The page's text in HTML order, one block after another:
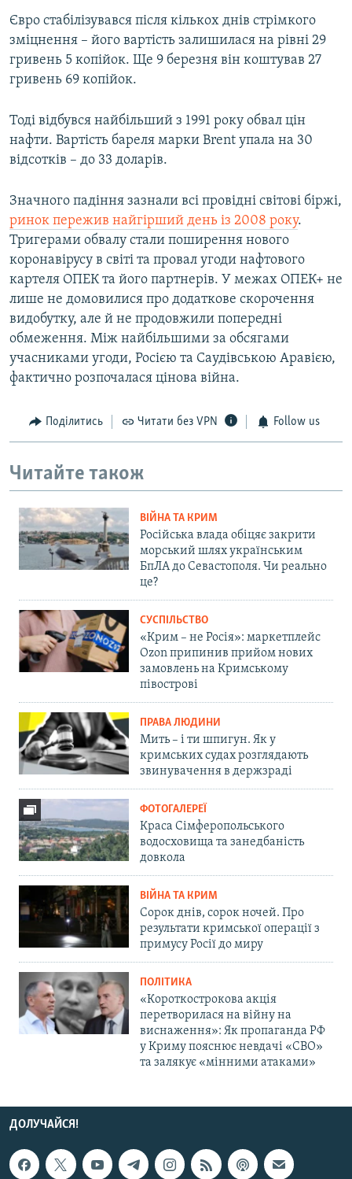
Євро стабілізувався після кількох днів стрімкого
зміцнення – його вартість залишилася на рівні 29
гривень 5 копійок. Ще 9 березня він коштував 27
гривень 69 копійок.
Тоді відбувся найбільший з 1991 року обвал цін
нафти. Вартість бареля марки Brent упала на 30
відсотків – до 33 доларів.
Значного падіння зазнали всі провідні світові біржі,
ринок пережив найгірший день із 2008 року.
Тригерами обвалу стали поширення нового
коронавірусу в світі та провал угоди нафтового
картеля ОПЕК та його партнерів. У межах ОПЕК+ не
лише не домовилися про додаткове скорочення
видобутку, але й не продовжили попередні
обмеження. Між найбільшими за обсягами
учасниками угоди, Росією та Саудівською Аравією,
фактично розпочалася цінова війна.
Поділитись Читати без VPN Follow us
Читайте також
ВІЙНА ТА КРИМ
Російська влада обіцяє закрити
морський шлях українським
БпЛА до Севастополя. Чи реально
це?
СУСПІЛЬСТВО
«Крим – не Росія»: маркетплейс
Ozon припинив прийом нових
замовлень на Кримському
півострові
ПРАВА ЛЮДИНИ
Мить – і ти шпигун. Як у
кримських судах розглядають
звинувачення в держзраді
ФОТОГАЛЕРЕЇ
Краса Сімферопольського
водосховища та занедбаність
довкола
ВІЙНА ТА КРИМ
Сорок днів, сорок ночей. Про
результати кримської операції з
примусу Росії до миру
ПОЛІТИКА
«Короткострокова акція
перетворилася на війну на
виснаження»: Як пропаганда РФ
у Криму пояснює невдачі «СВО»
та залякує «мінними атаками»
ДОЛУЧАЙСЯ!